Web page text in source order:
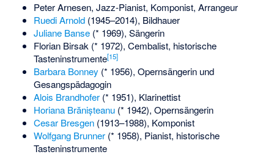
Peter Arnesen, Jazz-Pianist, Komponist, Arrangeur
Ruedi Arnold(1945–2014), Bildhauer
Juliane Banse(* 1969), Sängerin
Florian Birsak(* 1972), Cembalist, historische
Tasteninstrumente[15]
Barbara Bonney (* 1956), Opernsängerin und
Gesangspädagogin
Alois Brandhofer(* 1951), Klarinettist
Horiana Brănișteanu(* 1942), Opernsängerin
Cesar Bresgen(1913–1988), Komponist
Wolfgang Brunner(* 1958), Pianist, historische
Tasteninstrumente